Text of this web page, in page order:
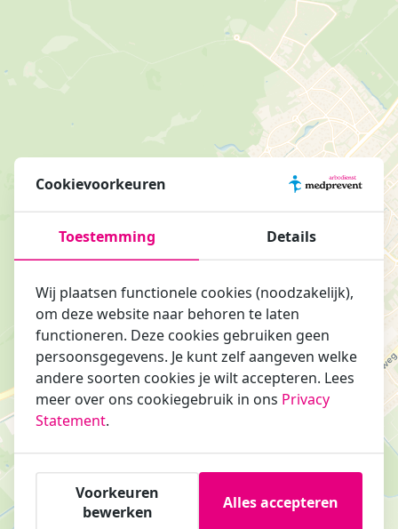
Cookievoorkeuren
Toestemming Details
Wij plaatsen functionele cookies (noodzakelijk),
om deze website naar behoren te laten
functioneren. Deze cookies gebruiken geen
persoonsgegevens. Je kunt zelf aangeven welke
andere soorten cookies je wilt accepteren. Lees
meer over ons cookiegebruik in ons Privacy
Statement.
Voorkeuren
bewerken
Alles accepteren